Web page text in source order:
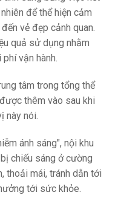
chiêm ngưỡng cảnh
sông lười, vườn
Mỗi chi tiết đều
góp phần gia tăng giá
là một phương tiện
giới. Tuy nhiên, tại
kiến trúc là yếu tố
ngay từ khi triển khai
ánh sáng bằng việc kết
để thể hiện cảm